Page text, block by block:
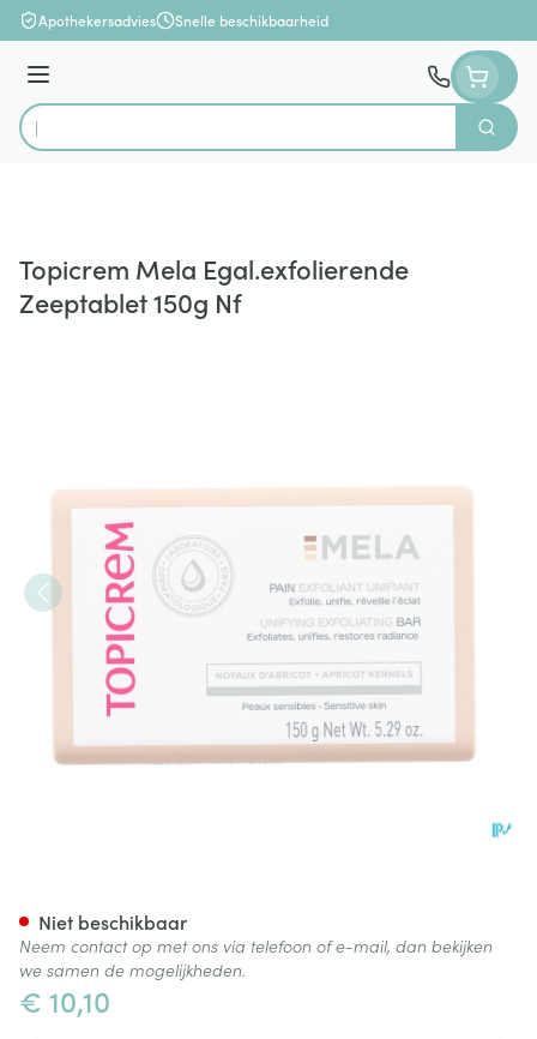
Ga naar de inhoud
Apothekersadvies Snelle beschikbaarheid
Menu
Product, merk, categorie...
Zoek
Topicrem Mela Egal.exfolierende
Zeeptablet 150g Nf
€ 10,10
Niet beschikbaar
Neem contact op met ons via telefoon of e-mail, dan bekijken
we samen de mogelijkheden.